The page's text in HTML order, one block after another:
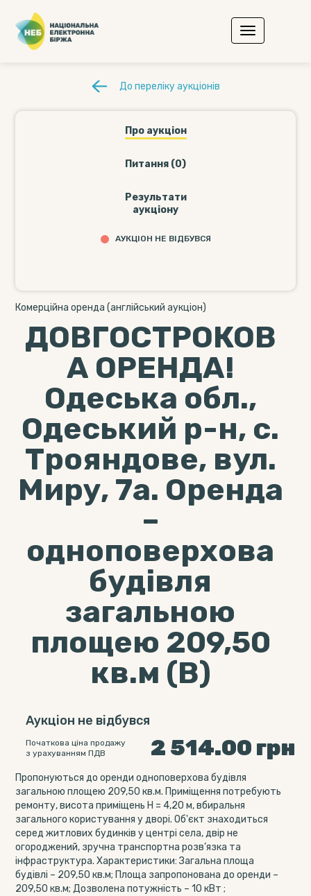
До переліку аукціонів
Про аукціон
Питання (0)
Результати
аукціону
АУКЦІОН НЕ ВІДБУВСЯ
Комерційна оренда (англійський аукціон)
ДОВГОСТРОКОВ
А ОРЕНДА!
Одеська обл.,
Одеський р-н, с.
Трояндове, вул.
Миру, 7а. Оренда
–
одноповерхова
будівля
загальною
площею 209,50
кв.м (В)
Аукціон не відбувся
Початкова ціна продажу
з урахуванням ПДВ
2 514.00 грн
Пропонуються до оренди одноповерхова будівля
загальною площею 209,50 кв.м. Приміщення потребують
ремонту, висота приміщень Н = 4,20 м, вбиральня
загального користування у дворі. Об'єкт знаходиться
серед житлових будинків у центрі села, двір не
огороджений, зручна транспортна розв’язка та
інфраструктура. Характеристики: Загальна площа
будівлі – 209,50 кв.м; Площа запропонована до оренди –
209,50 кв.м; Дозволена потужність – 10 кВт ;